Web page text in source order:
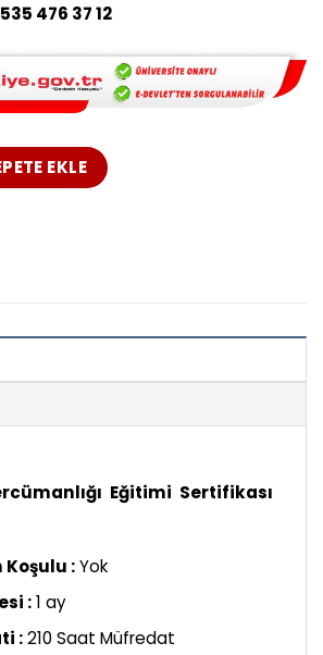
476 37 12
Eğitimi Sertifikası adet
EKLE
Eğitimi Sertifikası
Koşulu :Yok
:1 ay
:210 Saat Müfredat